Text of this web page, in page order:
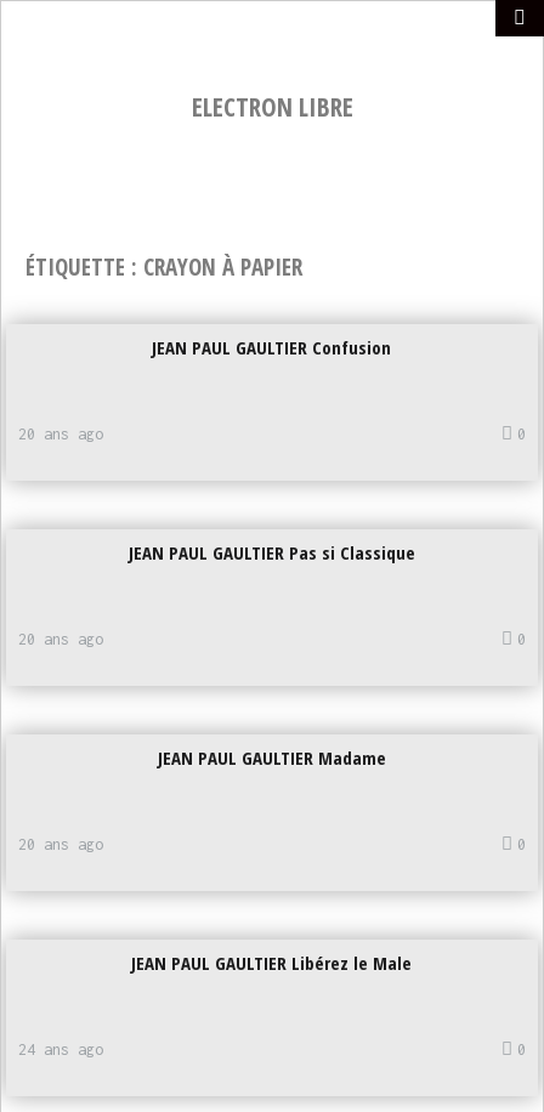
ELECTRON LIBRE
ÉTIQUETTE : CRAYON À PAPIER
JEAN PAUL GAULTIER Confusion
0
20 ans ago
JEAN PAUL GAULTIER Pas si Classique
0
20 ans ago
JEAN PAUL GAULTIER Madame
0
20 ans ago
JEAN PAUL GAULTIER Libérez le Male
0
24 ans ago